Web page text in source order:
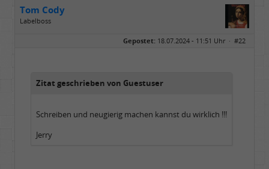
Tom Cody
Labelboss
Gepostet: 18.07.2024 - 11:51 Uhr · #22
Zitat geschrieben von Guestuser
Schreiben und neugierig machen kannst du wirklich !!!
Jerry